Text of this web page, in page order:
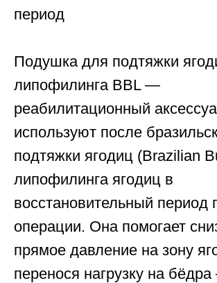
период
Подушка для подтяжки
липофилинга BBL —
реабилитационный
используют после
подтяжки ягодиц (Brazilian
липофилинга ягодиц в
восстановительный период
операции. Она помогает
прямое давление на зону
перенося нагрузку на